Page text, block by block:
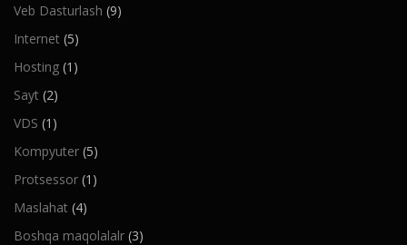
Veb Dasturlash (9)
Internet (5)
Hosting (1)
Sayt (2)
VDS (1)
Kompyuter (5)
Protsessor (1)
Maslahat (4)
Boshqa maqolalalr (3)